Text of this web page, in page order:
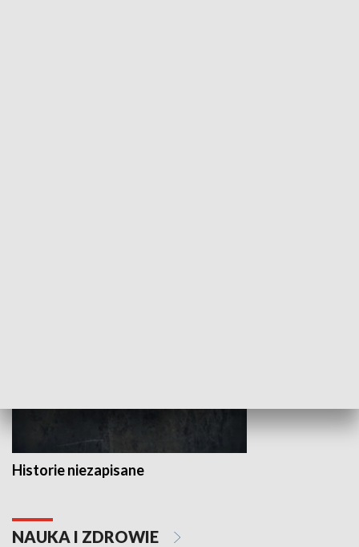
Historie niezapisane
NAUKA I ZDROWIE